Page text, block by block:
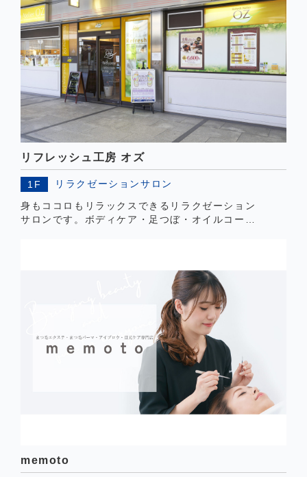
リフレッシュ工房 オズ
1F
リラクゼーションサロン
身もココロもリラックスできるリラクゼーション
サロンです。ボディケア・足つぼ・オイルコース
memoto